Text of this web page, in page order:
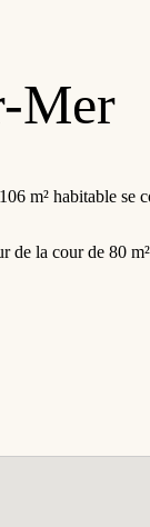
Mer
m² habitable se
la cour de 80